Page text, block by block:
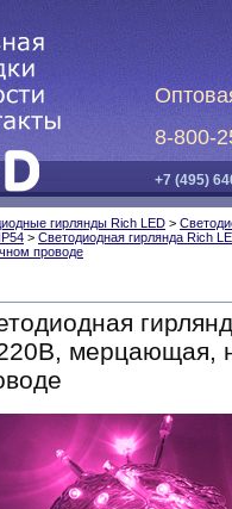
8-800-
+7 (495)
гирлянды Rich LED >
> Светодиодная гирлянда Rich
проводе
мерцающая,